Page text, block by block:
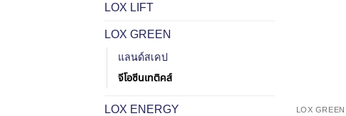
LOX LIFT
LOX GREEN
แลนด์สเคป
จีโอซีนเทติคส์
LOX ENERGY LOX GREEN